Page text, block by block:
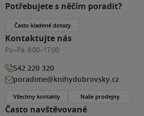
Často navštěvované
Potřebujete s něčím poradit?
Často kladené dotazy
Kontaktujte nás
Po–Pá: 8:00–17:00
542 220 320
poradime@knihydobrovsky.cz
Všechny kontakty Naše prodejny